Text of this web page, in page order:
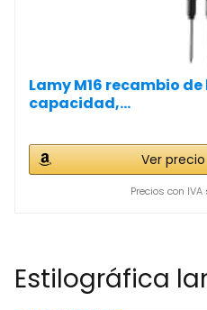
Lamy M16 recambio
capacidad,...
Ver
Precios con
Estilográfica